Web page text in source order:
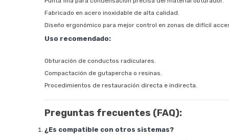
Fabricado en acero inoxidable de alta calidad.
Diseño ergonómico para mejor control en zonas de difícil
Uso recomendado:
Obturación de conductos radiculares.
Compactación de gutapercha o resinas.
Procedimientos de restauración directa e indirecta.
Preguntas frecuentes (FAQ):
¿Es compatible con otros sistemas?